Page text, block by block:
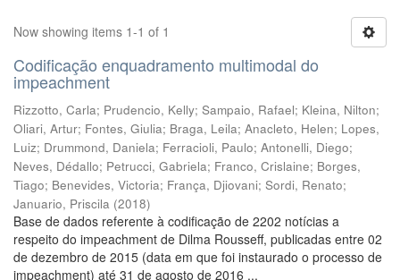
Now showing items 1-1 of 1
Codificação enquadramento multimodal do
impeachment
Rizzotto, Carla; Prudencio, Kelly; Sampaio, Rafael; Kleina, Nilton;
Oliari, Artur; Fontes, Giulia; Braga, Leila; Anacleto, Helen; Lopes,
Luiz; Drummond, Daniela; Ferracioli, Paulo; Antonelli, Diego;
Neves, Dédallo; Petrucci, Gabriela; Franco, Crislaine; Borges,
Tiago; Benevides, Victoria; França, Djiovani; Sordi, Renato;
Januario, Priscila (2018)
Base de dados referente à codificação de 2202 notícias a
respeito do impeachment de Dilma Rousseff, publicadas entre 02
de dezembro de 2015 (data em que foi instaurado o processo de
impeachment) até 31 de agosto de 2016 ...